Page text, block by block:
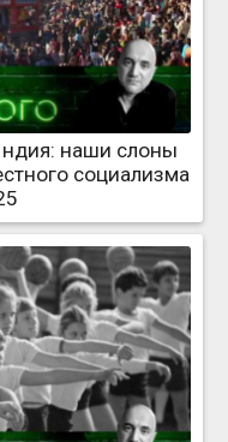
наши слоны
социализма